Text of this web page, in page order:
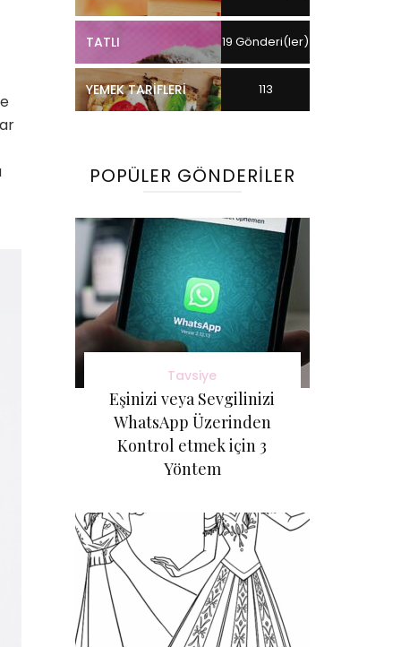
TATLI 19 Gönderi(ler)
YEMEK TARIFLERI 113
POPÜLER GÖNDERILER
Tavsiye
Eşinizi veya Sevgilinizi
WhatsApp Üzerinden
Kontrol etmek için 3
Yöntem